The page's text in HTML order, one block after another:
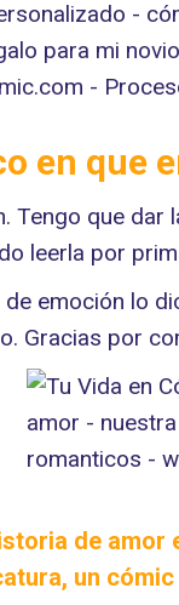
en que
Tengo que
leerla por
emoción lo
Gracias por
de
un